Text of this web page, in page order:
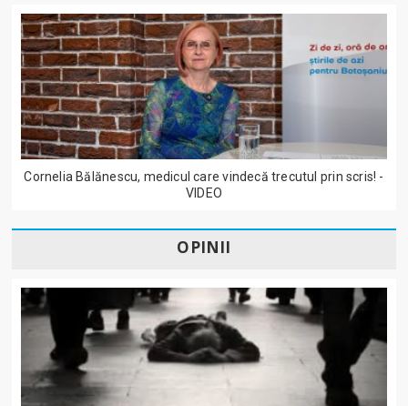
Cornelia Bălănescu, medicul care vindecă trecutul prin scris! -
VIDEO
OPINII